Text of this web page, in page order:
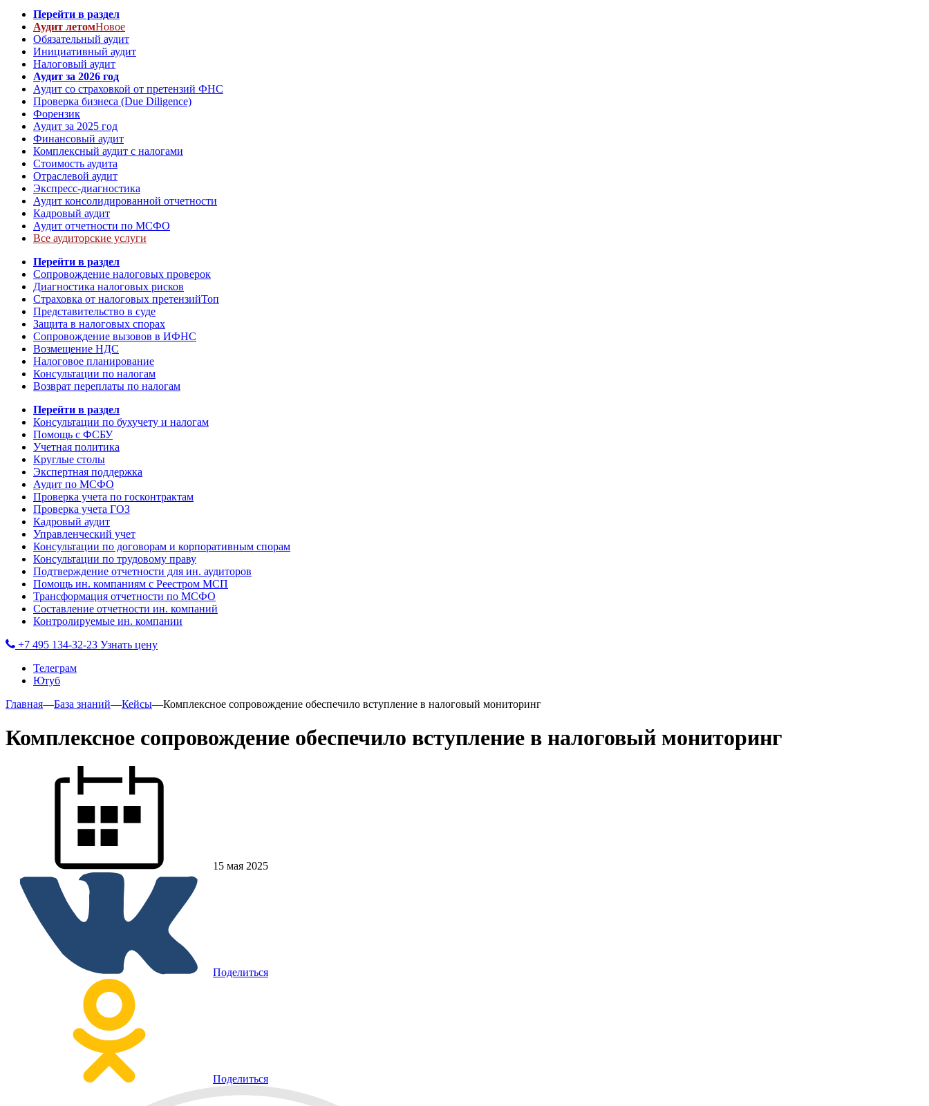
Перейти в раздел
Аудит летомНовое
Обязательный аудит
Инициативный аудит
Налоговый аудит
Аудит за 2026 год
Аудит со страховкой от претензий ФНС
Проверка бизнеса (Due Diligence)
Форензик
Аудит за 2025 год
Финансовый аудит
Комплексный аудит с налогами
Стоимость аудита
Отраслевой аудит
Экспресс-диагностика
Аудит консолидированной отчетности
Кадровый аудит
Аудит отчетности по МСФО
Все аудиторские услуги
Перейти в раздел
Сопровождение налоговых проверок
Диагностика налоговых рисков
Страховка от налоговых претензийТоп
Представительство в суде
Защита в налоговых спорах
Сопровождение вызовов в ИФНС
Возмещение НДС
Налоговое планирование
Консультации по налогам
Возврат переплаты по налогам
Перейти в раздел
Консультации по бухучету и налогам
Помощь с ФСБУ
Учетная политика
Круглые столы
Экспертная поддержка
Аудит по МСФО
Проверка учета по госконтрактам
Проверка учета ГОЗ
Кадровый аудит
Управленческий учет
Консультации по договорам и корпоративным спорам
Консультации по трудовому праву
Подтверждение отчетности для ин. аудиторов
Помощь ин. компаниям с Реестром МСП
Трансформация отчетности по МСФО
Составление отчетности ин. компаний
Контролируемые ин. компании
+7 495 134-32-23 Узнать цену
Телеграм
Ютуб
Главная—База знаний—Кейсы—Комплексное сопровождение обеспечило вступление в налоговый мониторинг
Комплексное сопровождение обеспечило вступление в налоговый мониторинг
15 мая 2025
Поделиться
Поделиться